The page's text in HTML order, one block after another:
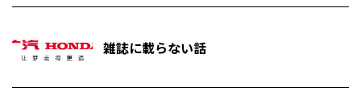
雑誌に載らない話